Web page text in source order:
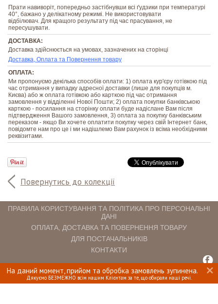
На даний момент, прийом та обробка замовлень зупинена.
Дякуємо БЕЗМЕЖНО всім нашим Клієнтам за те, що обирали наші речі.
Повернутись до колекції
Прати навиворіт, попередньо застібнувши всі ґудзики при температурі
40°, бажано у делікатному режимі. Не використовувати
відбілювач. Для кращого результату під час прасування, не
пересушувати.
ДОСТАВКА:
Доставка здійснюється на умовах, зазначених на сторінці
Доставка, Оплата та Повернення товару
ОПЛАТА:
Ми пропонуємо декілька способів оплати: 1) оплата кур'єру готівкою під
час отримання у випадку адресної доставки (лише для покупців м.
Києва) або ж оплата готівкою або карткою під час отримання
замовлення у відділенні Нової Пошти; 2) оплата покупки банківською
карткою - посилання на сторінку оплати буде надіслане Вам після
підтвердження Вашого замовлення, 3) оплата за покупку банківським
переказом - якщо Ви хочете оплатити покупку через свій Інтернет банк,
повідомте нам про це і ми надішлемо Вам рахунок із всіма необхідними
реквізитами.
ПРАВИЛА КОРИСТУВАННЯ ТА ПОЛІТИКА ПРО ПЕРСОНАЛЬНІ
ДАНІ
ОПЛАТА, ДОСТАВКА ТА ПОВЕРНЕННЯ ТОВАРУ
ДЛЯ ПОСТАЧАЛЬНИКІВ
КОНТАКТИ
INTERIOMANIA © 2018. ВСІ ПРАВА ЗАХИЩЕНІ.